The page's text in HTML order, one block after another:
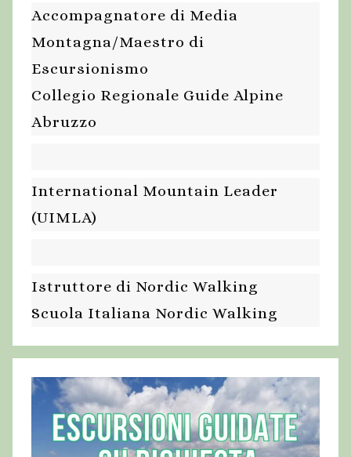
Accompagnatore di Media
Montagna/Maestro di
Escursionismo
Collegio Regionale Guide Alpine
Abruzzo
International Mountain Leader
(UIMLA)
Istruttore di Nordic Walking
Scuola Italiana Nordic Walking